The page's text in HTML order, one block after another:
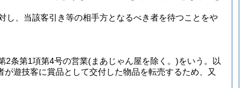
し、当該客引き等の相手方となるべき者を待つことをや
2条第1項第4号の営業(まあじゃん屋を除く。)をいう。以
遊技客に賞品として交付した物品を転売するため、又